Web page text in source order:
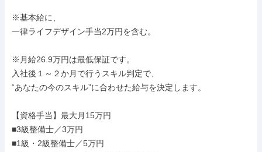
※基本給に、
一律ライフデザイン手当2万円を含む。
※月給26.9万円は最低保証です。
入社後１～２か月で行うスキル判定で、
“あなたの今のスキル”に合わせた給与を決定します。
【資格手当】最大月15万円
■3級整備士／3万円
■1級・2級整備士／5万円